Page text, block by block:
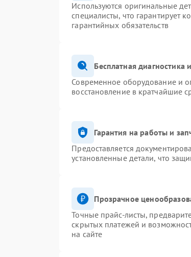
Используются оригинальные
специалисты, что гарантирует
гарантийных обязательств
Бесплатная
Современное оборудование и
восстановление в кратчайшие
Гарантия на работы и
Предоставляется
установленные детали, что
Прозрачное
Точные прайс-листы,
скрытых платежей и
на сайте